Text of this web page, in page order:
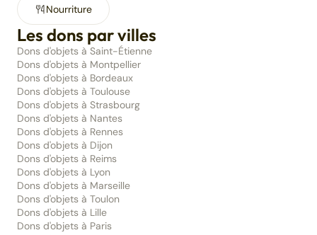
Nourriture
Les dons par villes
Dons d'objets à Saint-Étienne
Dons d'objets à Montpellier
Dons d'objets à Bordeaux
Dons d'objets à Toulouse
Dons d'objets à Strasbourg
Dons d'objets à Nantes
Dons d'objets à Rennes
Dons d'objets à Dijon
Dons d'objets à Reims
Dons d'objets à Lyon
Dons d'objets à Marseille
Dons d'objets à Toulon
Dons d'objets à Lille
Dons d'objets à Paris